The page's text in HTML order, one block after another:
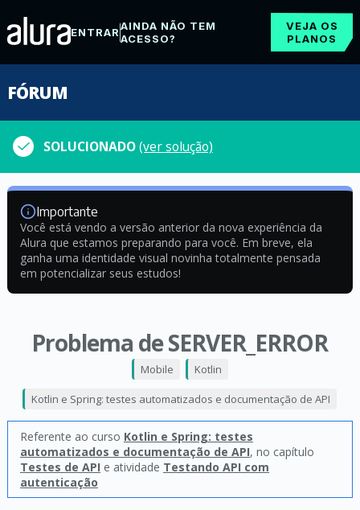
ENTRARAINDA NÃO TEM
ACESSO?
VEJA OS
PLANOS
FÓRUM
SOLUCIONADO(ver solução)
Importante
Você está vendo a versão anterior da nova experiência da
Alura que estamos preparando para você. Em breve, ela
ganha uma identidade visual novinha totalmente pensada
em potencializar seus estudos!
Problema de SERVER_ERROR
Mobile Kotlin
Kotlin e Spring: testes automatizados e documentação de API
Referente ao curso Kotlin e Spring: testes
automatizados e documentação de API, no capítulo
Testes de API e atividade Testando API com
autenticação